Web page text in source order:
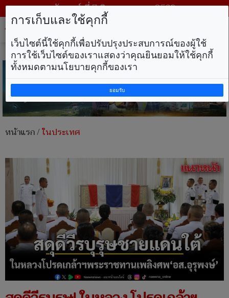
วันศุกร์ ที่ 7 สิงหาคม พ.ศ. 2569
หน้าแรก/ในประเทศ
การเก็บและใช้คุกกี้
เว็บไซต์นี้ใช้คุกกี้เพื่อปรับปรุงประสบการณ์ของผู้ใช้
การใช้เว็บไซต์ของเราแสดงว่าคุณยินยอมให้ใช้คุกกี้
ทั้งหมดตามนโยบายคุกกี้ของเรา
ยอมรับ